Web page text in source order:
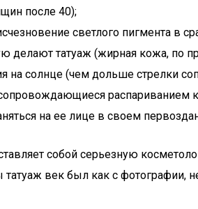
после 40);
светлого пигмента в
делают татуаж (жирная кожа, по
на солнце (чем дольше стрелки
сопровождающиеся
на ее лице в своем
собой серьезную
татуаж век был как с